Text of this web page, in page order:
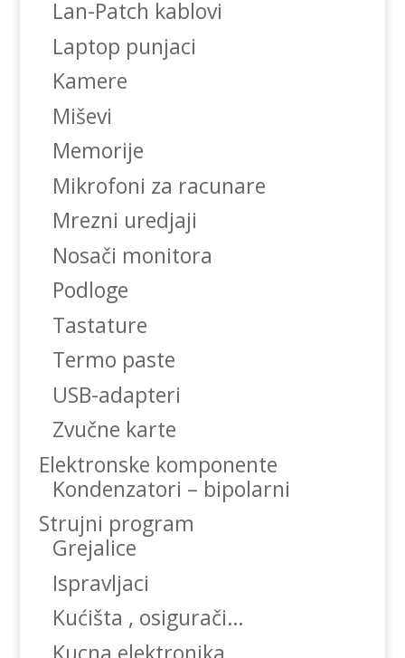
Lan-Patch kablovi
Laptop punjaci
Kamere
Miševi
Memorije
Mikrofoni za racunare
Mrezni uredjaji
Nosači monitora
Podloge
Tastature
Termo paste
USB-adapteri
Zvučne karte
Elektronske komponente
Kondenzatori – bipolarni
Strujni program
Grejalice
Ispravljaci
Kućišta , osigurači…